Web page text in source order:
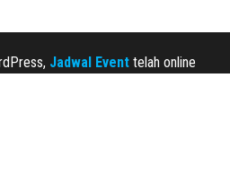
Jadwal Event telah online